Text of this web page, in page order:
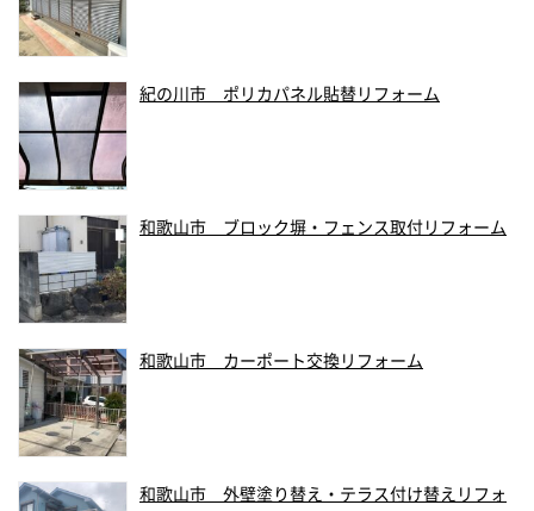
紀の川市 ポリカパネル貼替リフォーム
和歌山市 ブロック塀・フェンス取付リフォーム
和歌山市 カーポート交換リフォーム
和歌山市 外壁塗り替え・テラス付け替えリフォ